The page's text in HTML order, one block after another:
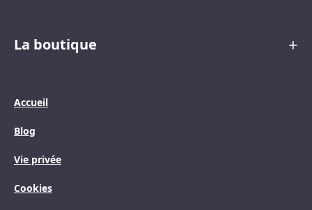
La boutique
Accueil
Blog
Vie privée
Cookies